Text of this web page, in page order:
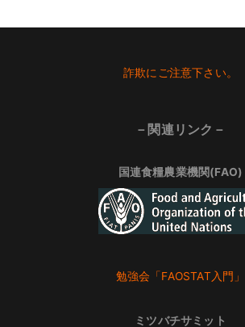
詐欺にご注意下さい。
－関連リンク－
国連食糧農業機関(FAO)
勉強会「FAOSTAT入門」
ミツバチサミット